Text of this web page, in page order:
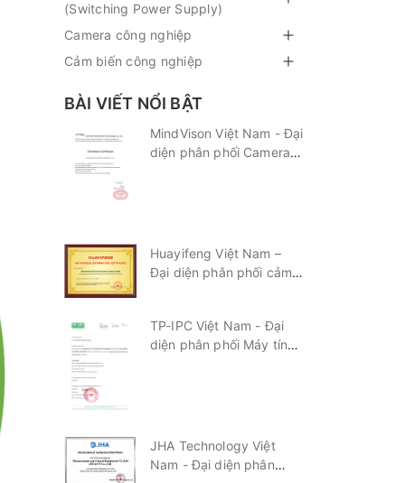
(Switching Power Supply)
Camera công nghiệp
Cảm biến công nghiệp
BÀI VIẾT NỔI BẬT
MindVison Việt Nam - Đại
diện phân phối Camera
Huayifeng Việt Nam –
Đại diện phân phối cảm
TP-IPC Việt Nam - Đại
diện phân phối Máy tính
JHA Technology Việt
Nam - Đại diện phân